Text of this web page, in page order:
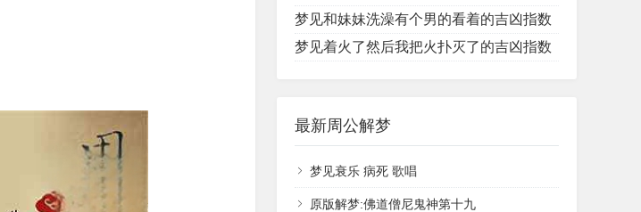
梦见和妹妹洗澡有个男的看着的吉凶指数
梦见着火了然后我把火扑灭了的吉凶指数
最新周公解梦
梦见衰乐 病死 歌唱
原版解梦:佛道僧尼鬼神第十九